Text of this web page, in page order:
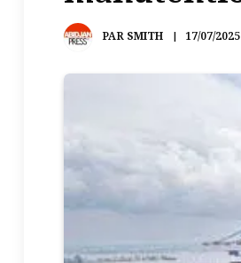
PAR SMITH 17/07/2025